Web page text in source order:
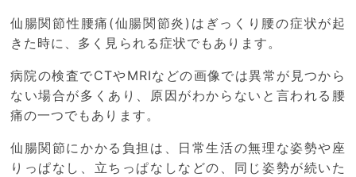
仙腸関節性腰痛(仙腸関節炎)はぎっくり腰の症状が起
きた時に、多く見られる症状でもあります。
病院の検査でCTやMRIなどの画像では異常が見つから
ない場合が多くあり、原因がわからないと言われる腰
痛の一つでもあります。
仙腸関節にかかる負担は、日常生活の無理な姿勢や座
りっぱなし、立ちっぱなしなどの、同じ姿勢が続いた